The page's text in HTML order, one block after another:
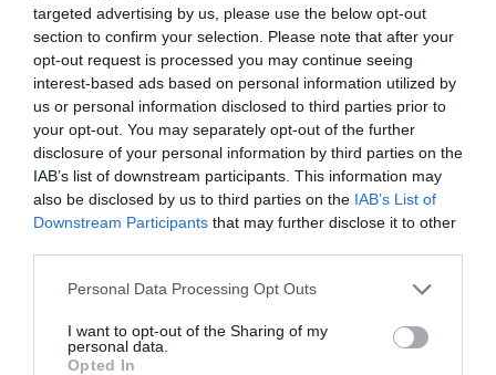
targeted advertising by us, please use the below opt-out
section to confirm your selection. Please note that after your
opt-out request is processed you may continue seeing
interest-based ads based on personal information utilized by
us or personal information disclosed to third parties prior to
your opt-out. You may separately opt-out of the further
disclosure of your personal information by third parties on the
IAB’s list of downstream participants. This information may
also be disclosed by us to third parties on the IAB’s List of
Downstream Participants that may further disclose it to other
Personal Data Processing Opt Outs
I want to opt-out of the Sharing of my
personal data.
Opted In
Sidorätter och tillbehör Räkor
Musslor
Kräftor
Hummer Skaldjur Sparris
Ägg
Krabba
Smörgåsbord Buffé
Kräftskiva
Svensk mat
Vegetariskt Ugnsrätter Omelett
E-mail Skriv ut